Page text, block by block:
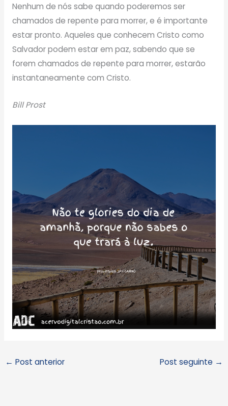
Nenhum de nós sabe quando poderemos ser
chamados de repente para morrer, e é importante
estar pronto. Aqueles que conhecem Cristo como
Salvador podem estar em paz, sabendo que se
forem chamados de repente para morrer, estarão
instantaneamente com Cristo.
Bill Prost
← Post anterior Post seguinte →